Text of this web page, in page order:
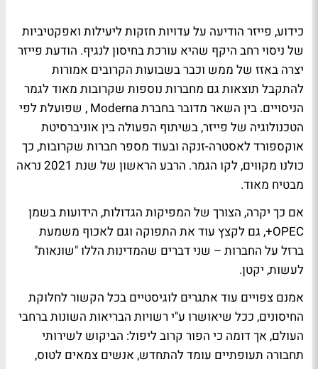
כידוע, פייזר הודיעה על עדויות חזקות ליעילות ואפקטיביות
של ניסוי רחב היקף שהיא עורכת בחיסון לנגיף. הודעת פייזר
יצרה באזז של ממש וכבר בשבועות הקרובים אמורות
להתקבל תוצאות גם מחברות נוספות שקרובות מאוד לגמר
הניסויים. בין השאר מדובר בחברת Moderna , שפועלת לפי
הטכנולוגיה של פייזר, בשיתוף הפעולה בין אוניברסיטת
אוקספורד לאסטרה-זנקה ובעוד מספר חברות שקרובות, כך
כולנו מקווים, לקו הגמר. הרבע הראשון של שנת 2021 נראה
מבטיח מאוד.
אם כך יקרה, הצורך של המפיקות הגדולות, הידועות בשמן
OPEC+, גם לקצץ עוד את התפוקה וגם לאכוף משמעת
ברזל על החברות – שני דברים שהמדינות הללו "שונאות"
לעשות, יקטן.
אמנם צפויים עוד אתגרים לוגיסטיים בכל הקשור לחלוקת
החיסונים, ככל שיאושרו ע"י רשויות הבריאות השונות ברחבי
העולם, אך דומה כי הפור קרוב ליפול: הביקוש לשירותי
תחבורה תעופתיים עומד להתחדש, אנשים צמאים לטוס,